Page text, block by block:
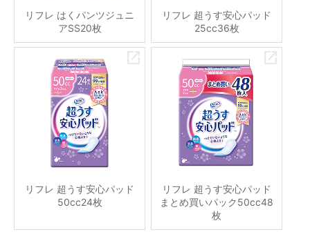
リフレ はくパンツジュニ
アSS20枚
リフレ 超うす安心パッド
25cc36枚
リフレ 超うす安心パッド
50cc24枚
リフレ 超うす安心パッド
まとめ買いパック50cc48
枚